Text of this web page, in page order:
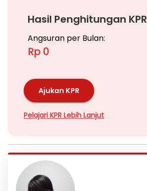
Hasil Penghitungan KPR
Angsuran per Bulan:
Rp 0
Ajukan KPR
Pelajari KPR Lebih Lanjut